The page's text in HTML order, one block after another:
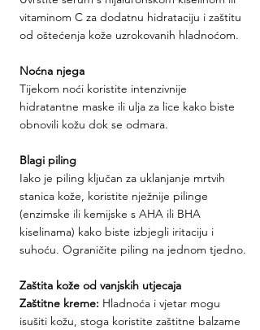
vitaminom C za dodatnu hidrataciju i zaštitu
od oštećenja kože uzrokovanih hladnoćom.
Noćna njega
Tijekom noći koristite intenzivnije
hidratantne maske ili ulja za lice kako biste
obnovili kožu dok se odmara.
Blagi piling
Iako je piling ključan za uklanjanje mrtvih
stanica kože, koristite nježnije pilinge
(enzimske ili kemijske s AHA ili BHA
kiselinama) kako biste izbjegli iritaciju i
suhoću. Ograničite piling na jednom tjedno.
Zaštita kože od vanjskih utjecaja
Zaštitne kreme: Hladnoća i vjetar mogu
isušiti kožu, stoga koristite zaštitne balzame